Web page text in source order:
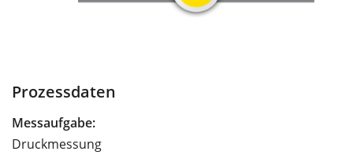
Prozessdaten
Messaufgabe:
Druckmessung